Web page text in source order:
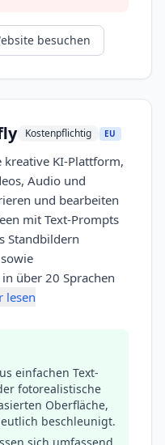
besuchen
Kostenpflichtig EU
kreative KI-Plattform,
Audio und
und bearbeiten
mit Text-Prompts
Standbildern
über 20 Sprachen
lesen
einfachen Text-
fotorealistische
Oberfläche,
beschleunigt.